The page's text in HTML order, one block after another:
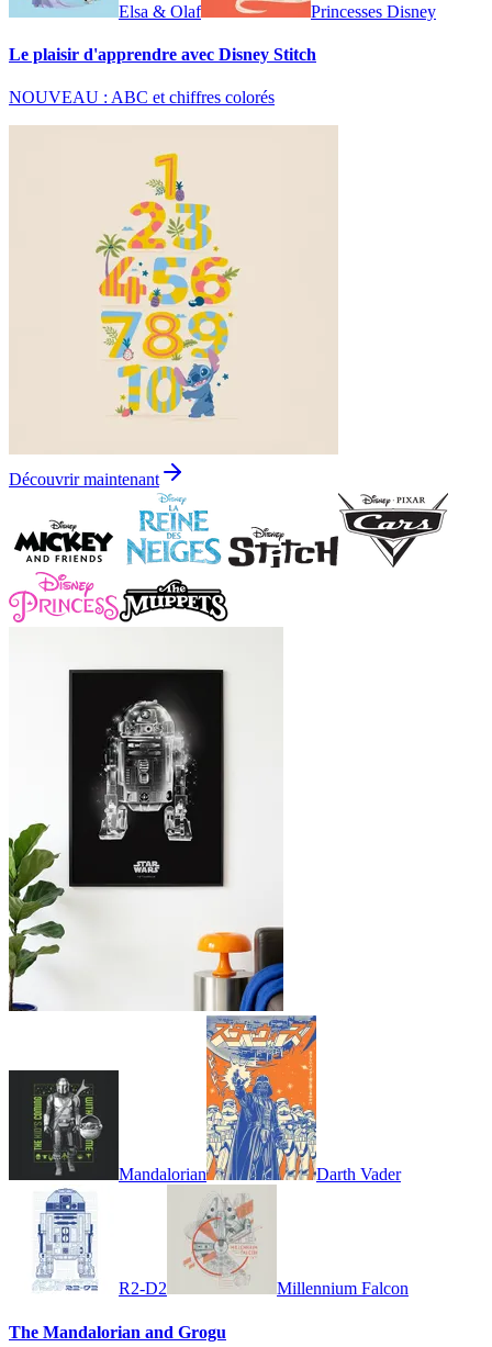
Elsa & Olaf Princesses Disney
Le plaisir d'apprendre avec Disney Stitch
NOUVEAU : ABC et chiffres colorés
Découvrir maintenant
Mandalorian Darth Vader
R2-D2 Millennium Falcon
The Mandalorian and Grogu